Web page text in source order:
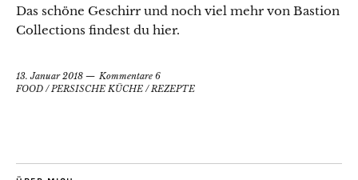
Das schöne Geschirr und noch viel mehr von Bastion
Collections findest du hier.
13. Januar 2018
Kommentare 6
FOOD / PERSISCHE KÜCHE / REZEPTE